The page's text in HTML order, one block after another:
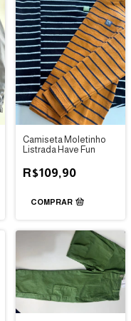
Camiseta Moletinho
Listrada Have Fun
R$109,90
COMPRAR